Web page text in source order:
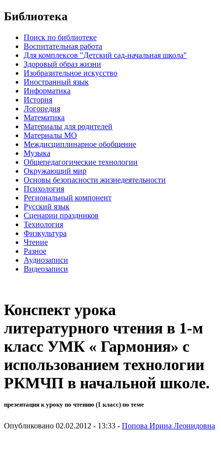
Библиотека
Поиск по библиотеке
Воспитательная работа
Для комплексов "Детский сад-начальная школа"
Здоровый образ жизни
Изобразительное искусство
Иностранный язык
Информатика
История
Логопедия
Математика
Материалы для родителей
Материалы МО
Междисциплинарное обобщение
Музыка
Общепедагогические технологии
Окружающий мир
Основы безопасности жизнедеятельности
Психология
Региональный компонент
Русский язык
Сценарии праздников
Технология
Физкультура
Чтение
Разное
Аудиозаписи
Видеозаписи
Конспект урока
литературного чтения в 1-м
класс УМК « Гармония» с
использованием технологии
РКМЧП в начальной школе.
презентация к уроку по чтению (1 класс) по теме
Опубликовано 02.02.2012 - 13:33 - Попова Ирина Леонидовна